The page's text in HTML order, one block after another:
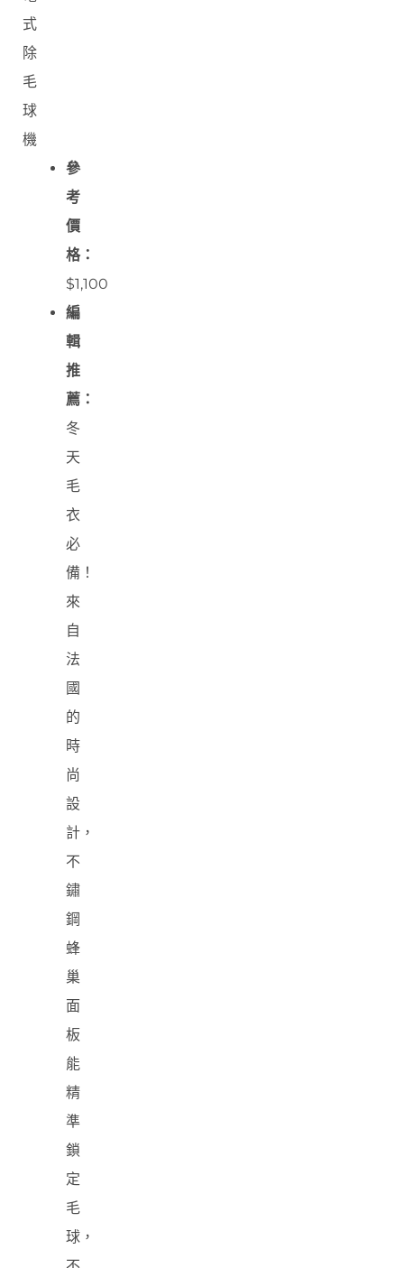
式
除
毛
球
機
參
考
價
格：
$1,100
編
輯
推
薦：
冬
天
毛
衣
必
備！
來
自
法
國
的
時
尚
設
計，
不
鏽
鋼
蜂
巢
面
板
能
精
準
鎖
定
毛
球，